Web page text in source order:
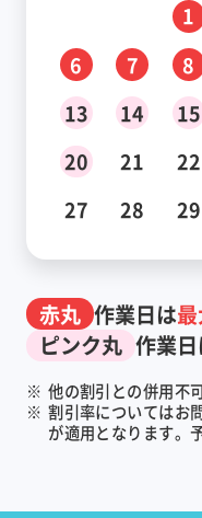
1
6
7 8
13
14 15
20
21 22
27
28 29
赤丸 作業日は
ピンク丸 作業
※ 他の割引との併用不
※ 割引率についてはお
が適用となります。